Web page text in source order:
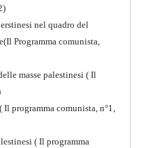
nel quadro del
Programma comunista,
masse palestinesi ( Il
programma comunista, n°1,
( Il programma